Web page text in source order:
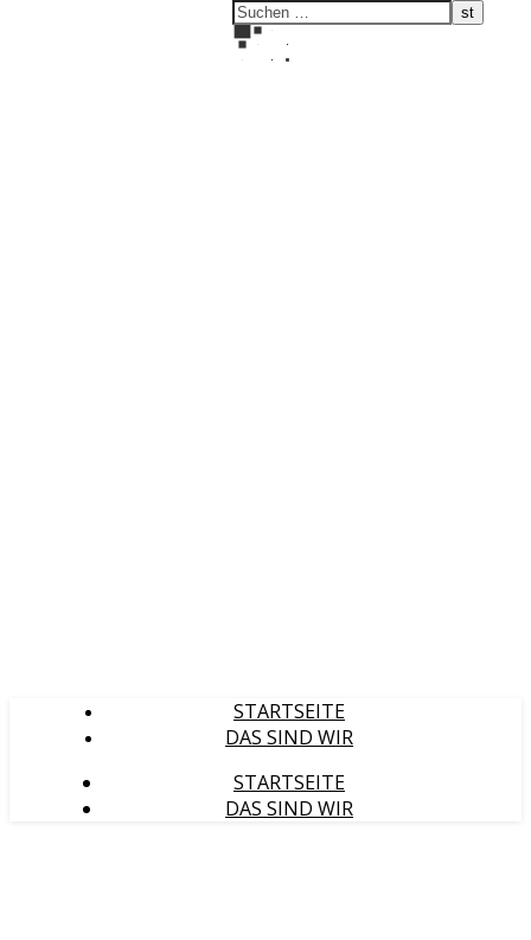
STARTSEITE
DAS SIND WIR
STARTSEITE
DAS SIND WIR